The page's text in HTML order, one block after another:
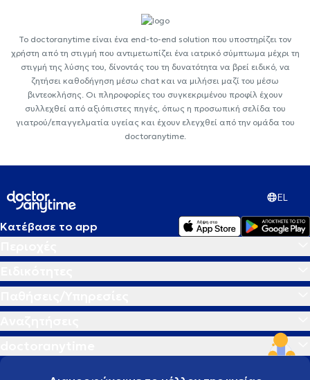
Το doctoranytime είναι ένα end-to-end solution που υποστηρίζει τον
χρήστη από τη στιγμή που αντιμετωπίζει ένα ιατρικό σύμπτωμα μέχρι τη
στιγμή της λύσης του, δίνοντάς του τη δυνατότητα να βρεί ειδικό, να
ζητήσει καθοδήγηση μέσω chat και να μιλήσει μαζί του μέσω
βιντεοκλήσης. Οι πληροφορίες του συγκεκριμένου προφίλ έχουν
συλλεχθεί από αξιόπιστες πηγές, όπως η προσωπική σελίδα του
γιατρού/επαγγελματία υγείας και έχουν ελεγχθεί από την ομάδα του
doctoranytime.
EL
Κατέβασε το app